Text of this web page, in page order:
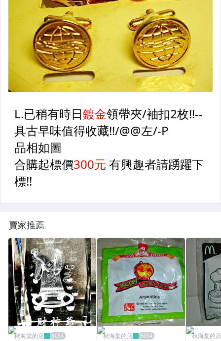
賣家推薦
秋海棠的店 秋海棠的店 秋海棠的店